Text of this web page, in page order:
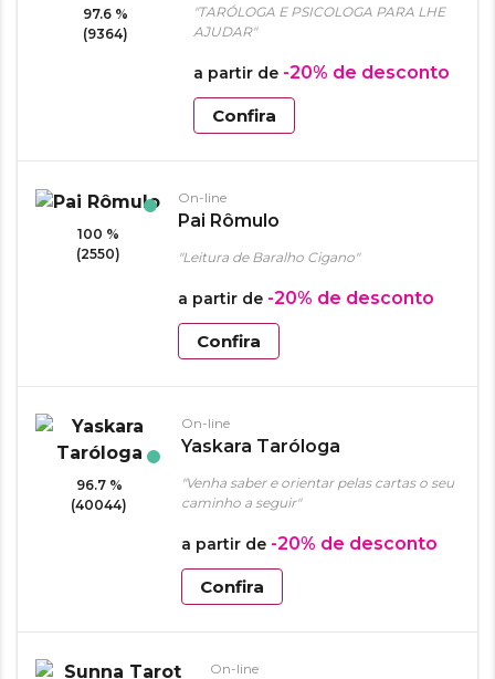
97.6 %
(9364)
"TARÓLOGA E PSICOLOGA PARA LHE
AJUDAR"
a partir de -20% de desconto
Confira
100 %
(2550)
On-line
Pai Rômulo
"Leitura de Baralho Cigano"
a partir de -20% de desconto
Confira
96.7 %
(40044)
On-line
Yaskara Taróloga
"Venha saber e orientar pelas cartas o seu
caminho a seguir"
a partir de -20% de desconto
Confira
On-line